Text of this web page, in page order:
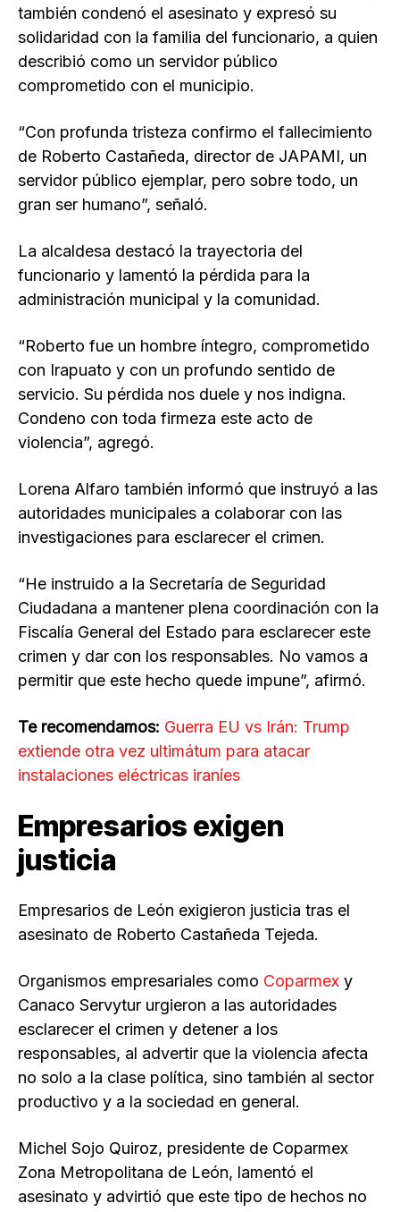
también condenó el asesinato y expresó su
solidaridad con la familia del funcionario, a quien
describió como un servidor público
comprometido con el municipio.
“Con profunda tristeza confirmo el fallecimiento
de Roberto Castañeda, director de JAPAMI, un
servidor público ejemplar, pero sobre todo, un
gran ser humano”, señaló.
La alcaldesa destacó la trayectoria del
funcionario y lamentó la pérdida para la
administración municipal y la comunidad.
“Roberto fue un hombre íntegro, comprometido
con Irapuato y con un profundo sentido de
servicio. Su pérdida nos duele y nos indigna.
Condeno con toda firmeza este acto de
violencia”, agregó.
Lorena Alfaro también informó que instruyó a las
autoridades municipales a colaborar con las
investigaciones para esclarecer el crimen.
“He instruido a la Secretaría de Seguridad
Ciudadana a mantener plena coordinación con la
Fiscalía General del Estado para esclarecer este
crimen y dar con los responsables. No vamos a
permitir que este hecho quede impune”, afirmó.
Te recomendamos: Guerra EU vs Irán: Trump
extiende otra vez ultimátum para atacar
instalaciones eléctricas iraníes
Empresarios exigen
justicia
Empresarios de León exigieron justicia tras el
asesinato de Roberto Castañeda Tejeda.
Organismos empresariales como Coparmex y
Canaco Servytur urgieron a las autoridades
esclarecer el crimen y detener a los
responsables, al advertir que la violencia afecta
no solo a la clase política, sino también al sector
productivo y a la sociedad en general.
Michel Sojo Quiroz, presidente de Coparmex
Zona Metropolitana de León, lamentó el
asesinato y advirtió que este tipo de hechos no